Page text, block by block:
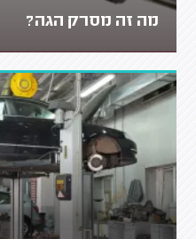
מה זה מסרק הגה?